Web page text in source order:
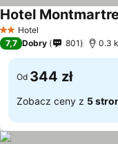
2 Kategoria
Hotel
Hotel
7,7 Dobry 801 0.3
Od 344 zł
Zobacz ceny z 5